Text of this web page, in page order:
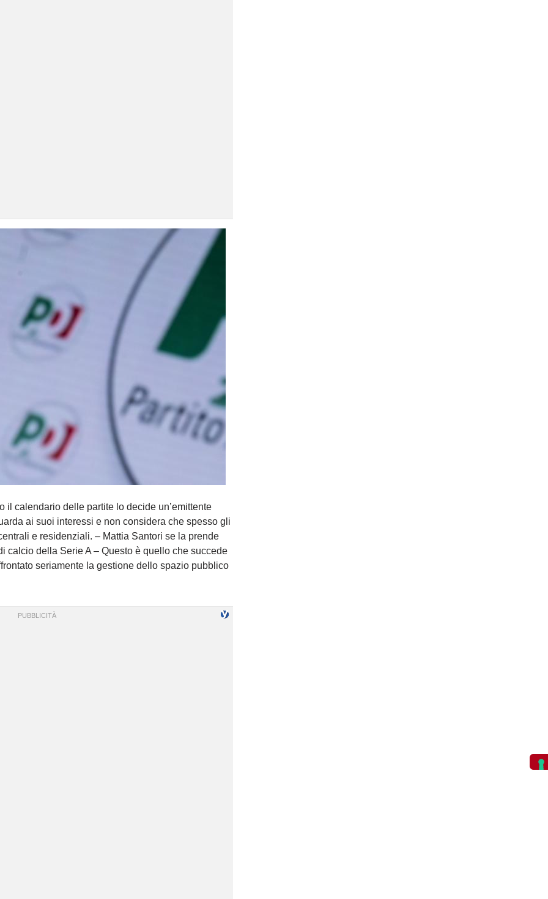
il calendario delle partite lo decide un’emittente
ai suoi interessi e non considera che spesso gli
e residenziali. – Mattia Santori se la prende
calcio della Serie A – Questo è quello che succede
seriamente la gestione dello spazio pubblico